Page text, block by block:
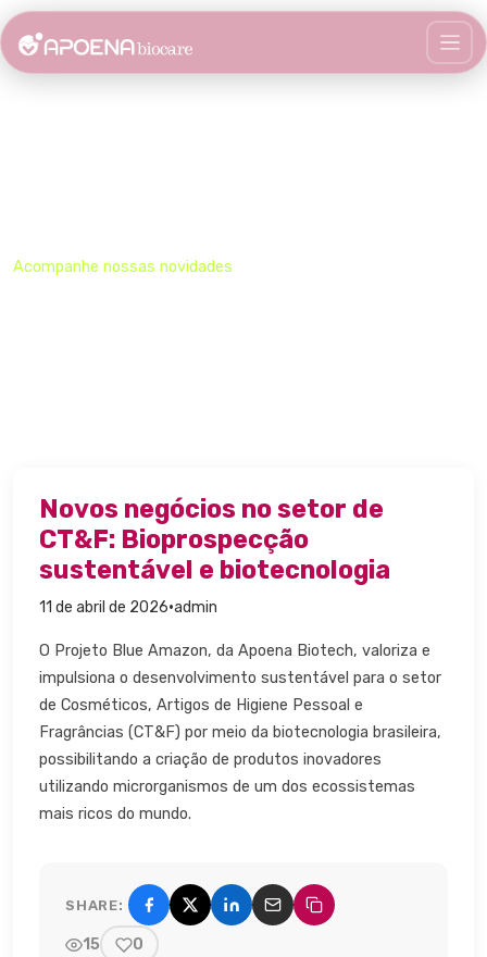
Acompanhe nossas novidades
Novos negócios no setor de
CT&F: Bioprospecção
sustentável e biotecnologia
11 de abril de 2026·admin
O Projeto Blue Amazon, da Apoena Biotech, valoriza e
impulsiona o desenvolvimento sustentável para o setor
de Cosméticos, Artigos de Higiene Pessoal e
Fragrâncias (CT&F) por meio da biotecnologia brasileira,
possibilitando a criação de produtos inovadores
utilizando microrganismos de um dos ecossistemas
mais ricos do mundo.
SHARE:
Share on Facebook
Share on X (Twitter)
Share on LinkedIn
Share by email
Copy link
15 0